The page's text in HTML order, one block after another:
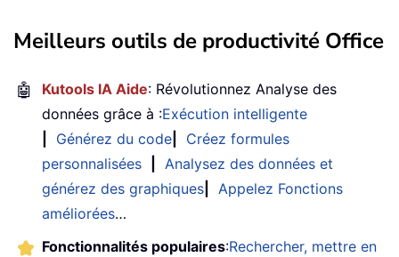
Meilleurs outils de productivité Office
🤖 Kutools IA Aide: Révolutionnez Analyse des
données grâce à :Exécution intelligente
Générez du code
Créez formules
personnalisées
Analysez des données et
générez des graphiques
Appelez Fonctions
améliorées…
Fonctionnalités populaires:Rechercher, mettre en